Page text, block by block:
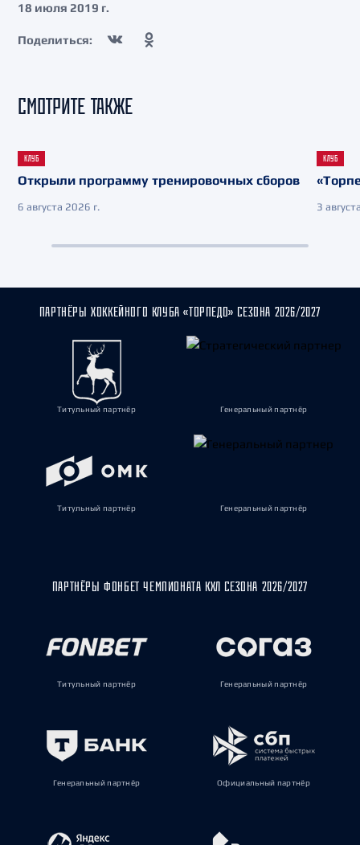
18 июля 2019 г.
Поделиться:
СМОТРИТЕ ТАКЖЕ
КЛУБ
Открыли программу тренировочных сборов
6 августа 2026 г.
КЛУБ
3
ПАРТНЁРЫ ХОККЕЙНОГО КЛУБА «ТОРПЕДО» СЕЗОНА 2026/2027
Титульный партнёр Генеральный партнёр
Титульный партнёр Генеральный партнёр
ПАРТНЁРЫ ФОНБЕТ ЧЕМПИОНАТА КХЛ СЕЗОНА 2026/2027
Титульный партнёр Генеральный партнёр
Генеральный партнёр Официальный партнёр